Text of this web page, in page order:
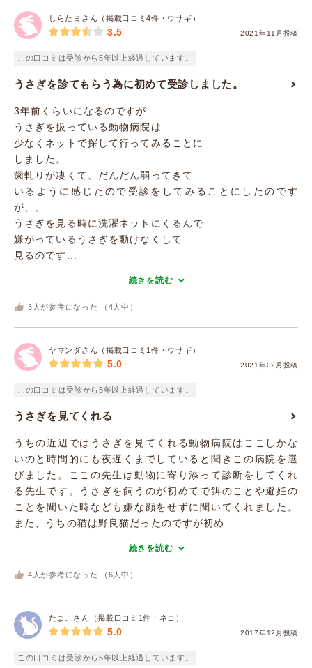
しらたまさん（掲載口コミ4件・ウサギ）
2021年11月投稿
3.5
この口コミは受診から5年以上経過しています。
うさぎを診てもらう為に初めて受診しました。
3年前くらいになるのですが
うさぎを扱っている動物病院は
少なくネットで探して行ってみることに
しました。
歯軋りが凄くて、だんだん弱ってきて
いるように感じたので受診をしてみることにしたのです
が、、
うさぎを見る時に洗濯ネットにくるんで
嫌がっているうさぎを動けなくして
見るのです...
続きを読む
3 人が参考になった （ 4 人中）
ヤマンダさん（掲載口コミ1件・ウサギ）
2021年02月投稿
5.0
この口コミは受診から5年以上経過しています。
うさぎを見てくれる
うちの近辺ではうさぎを見てくれる動物病院はここしかな
いのと時間的にも夜遅くまでしていると聞きこの病院を選
びました。ここの先生は動物に寄り添って診断をしてくれ
る先生です。うさぎを飼うのが初めてで餌のことや避妊の
ことを聞いた時なども嫌な顔をせずに聞いてくれました。
また、うちの猫は野良猫だったのですが初め...
続きを読む
4 人が参考になった （ 6 人中）
たまこさん（掲載口コミ1件・ネコ）
2017年12月投稿
5.0
この口コミは受診から5年以上経過しています。